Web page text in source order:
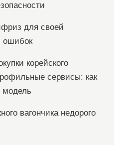
для своей
ошибок
корейского
сервисы: как
модель
вагончика недорого